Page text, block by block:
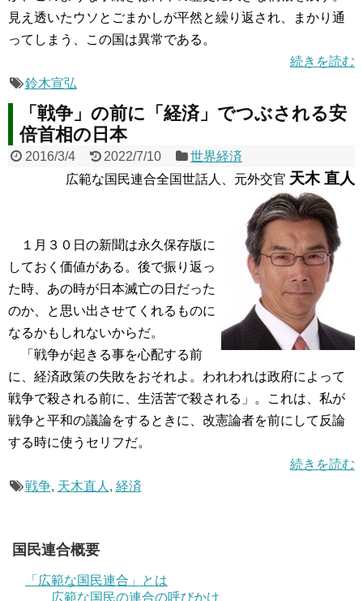
見え透いたウソとごまかしが平然と繰り返され、まかり通
ってしまう、この国は異常である。
続きを読む
鈴木宣弘
「戦争」の前に「経済」でつぶされる安
倍首相の日本
2016/3/4 2022/7/10
世界経済
広範な国民連合全国世話人、元外交官 天木 直人
１月３０日の新聞は永久保存版に
しておく価値がある。後で振り返っ
た時、あの時が日本滅亡の日だった
のか、と思い出させてくれるものに
なるかもしれないからだ。
「戦争が起きる事を心配する前
に、経済政策の失敗をおそれよ。われわれは政府によって
戦争で殺される前に、生活苦で殺される」。これは、私が
戦争と平和の議論をするときに、改憲論者を前にして反論
する時に使うセリフだ。
続きを読む
戦争, 天木直人 , 経済
国民連合概要
「広範な国民連合」とは
広範な国民の連合の呼びかけ